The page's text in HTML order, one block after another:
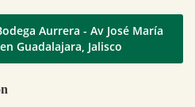
Aurrera - Av José María
Guadalajara, Jalisco